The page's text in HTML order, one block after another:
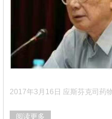
2017年3月16日 应斯芬克司药
阅读更多